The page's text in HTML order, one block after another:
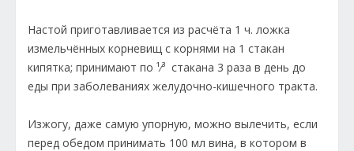
Настой приготавливается из расчёта 1 ч. ложка
измельчённых корневищ с корнями на 1 стакан
кипятка; принимают по ¹⁄³ стакана 3 раза в день до
еды при заболеваниях желудочно-кишечного тракта.
Изжогу, даже самую упорную, можно вылечить, если
перед обедом принимать 100 мл вина, в котором в